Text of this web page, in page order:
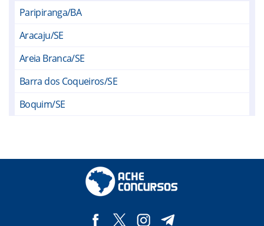
Paripiranga/BA
Aracaju/SE
Areia Branca/SE
Barra dos Coqueiros/SE
Boquim/SE